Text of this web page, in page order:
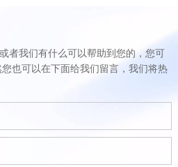
者我们有什么可以帮助到您的，您可
也可以在下面给我们留言，我们将热